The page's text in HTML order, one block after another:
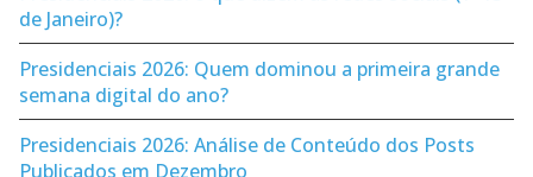
de Janeiro)?
Presidenciais 2026: Quem dominou a primeira grande
semana digital do ano?
Presidenciais 2026: Análise de Conteúdo dos Posts
Publicados em Dezembro